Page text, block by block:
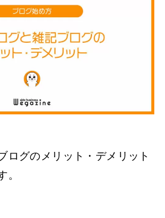
ログのメリット・デメリット
。